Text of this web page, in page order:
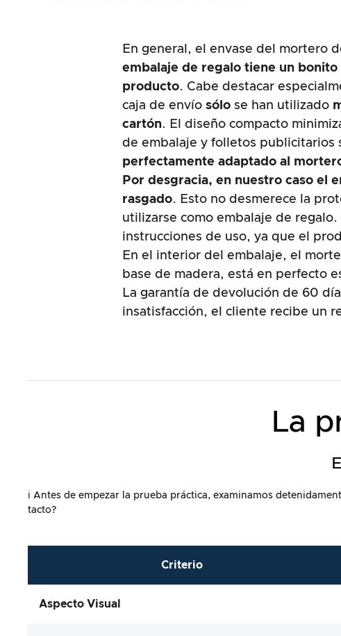
En general, el envase del mortero
embalaje de regalo tiene un
producto. Cabe destacar
caja de envíosólo se han utilizado
cartón. El diseño compacto
de embalaje y folletos publicitarios
perfectamente adaptado al
Por desgracia, en nuestro caso el
rasgado. Esto no desmerece la
utilizarse como embalaje de
instrucciones de uso, ya que el
En el interior del embalaje, el
base de madera, está en perfecto
La garantía de devolución de 60
insatisfacción, el cliente recibe un
La
ℹ️ Antes de empezar la prueba práctica, examinamos
tacto?
Criterio
Aspecto Visual